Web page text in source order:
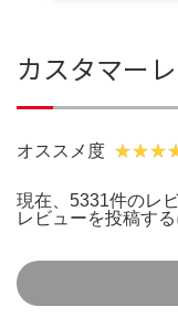
カスタマー
オススメ度
現在、5331件のレ
レビューを投稿す